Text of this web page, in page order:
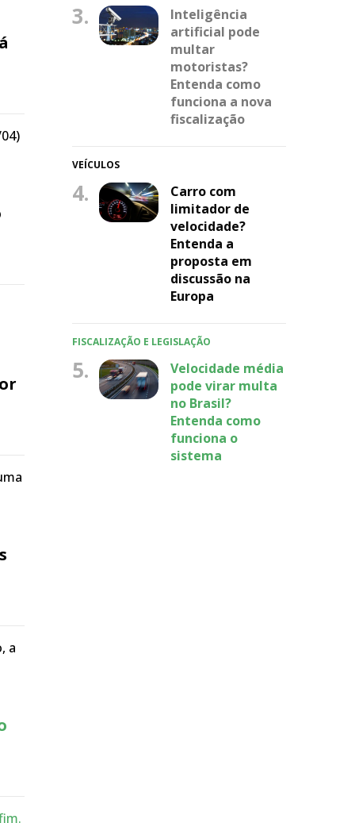
a
3.
Inteligência
artificial pode
multar
motoristas?
Entenda como
funciona a nova
fiscalização
VEÍCULOS
4.
Carro com
limitador de
velocidade?
Entenda a
proposta em
discussão na
Europa
FISCALIZAÇÃO E LEGISLAÇÃO
5.
Velocidade média
pode virar multa
no Brasil?
Entenda como
funciona o
sistema